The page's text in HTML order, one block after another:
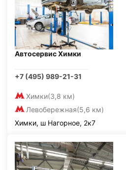
Автосервис Химки
+7 (495) 989-21-31
Химки(3,8 км)
Левобережная(5,6 км)
Химки, ш Нагорное, 2к7